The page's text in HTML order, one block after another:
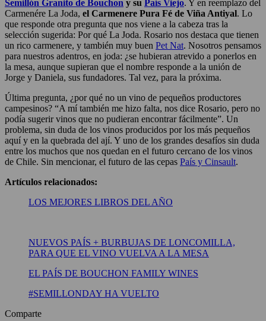
Semillón Granito de Bouchon y su País Viejo. Y en reemplazo del
Carmenére La Joda, el Carmenere Pura Fé de Viña Antiyal. Lo
que responde otra pregunta que nos viene a la cabeza tras la
selección sugerida: Por qué La Joda. Rosario nos destaca que tienen
un rico carmenere, y también muy buen Pet Nat. Nosotros pensamos
para nuestros adentros, en joda: ¿se hubieran atrevido a ponerlos en
la mesa, aunque supieran que el nombre responde a la unión de
Jorge y Daniela, sus fundadores. Tal vez, para la próxima.
Última pregunta, ¿por qué no un vino de pequeños productores
campesinos? “A mí también me hizo falta, nos dice Rosario, pero no
podía sugerir vinos que no pudieran encontrar fácilmente”. Un
problema, sin duda de los vinos producidos por los más pequeños
aquí y en la quebrada del ají. Y uno de los grandes desafíos sin duda
entre los muchos que nos quedan en el futuro cercano de los vinos
de Chile. Sin mencionar, el futuro de las cepas País y Cinsault.
Artículos relacionados:
LOS MEJORES LIBROS DEL AÑO
NUEVOS PAÍS + BURBUJAS DE LONCOMILLA,
PARA QUE EL VINO VUELVA A LA MESA
EL PAÍS DE BOUCHON FAMILY WINES
#SEMILLONDAY HA VUELTO
Comparte